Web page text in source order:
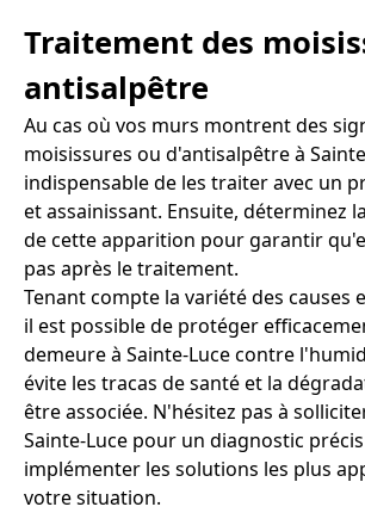
Traitement des
antisalpêtre
Au cas où vos murs montrent des
moisissures ou d'antisalpêtre à
indispensable de les traiter avec un
et assainissant. Ensuite, déterminez
de cette apparition pour garantir
pas après le traitement.
Tenant compte la variété des causes
il est possible de protéger
demeure à Sainte-Luce contre
évite les tracas de santé et la
être associée. N'hésitez pas à
Sainte-Luce pour un diagnostic
implémenter les solutions les plus
votre situation.